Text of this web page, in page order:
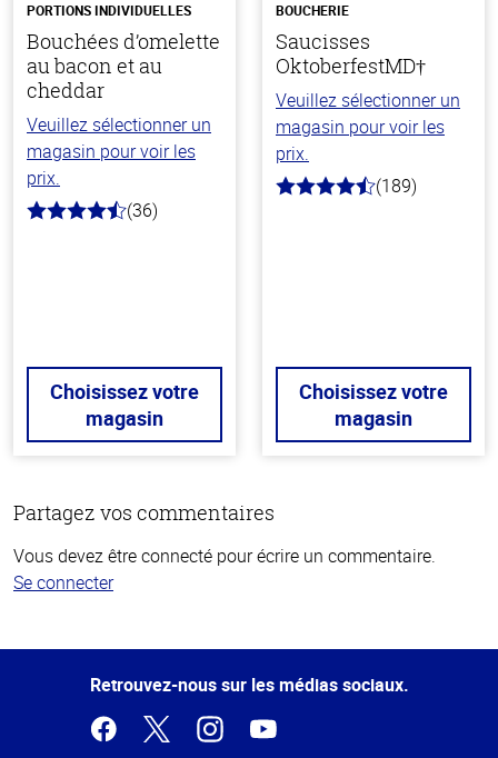
PORTIONS INDIVIDUELLES
Bouchées d’omelette
au bacon et au
cheddar
Veuillez sélectionner un
magasin pour voir les
prix.
4.5
(36)
Choisissez votre
magasin
BOUCHERIE
Saucisses
OktoberfestMD†
Veuillez sélectionner un
magasin pour voir les
prix.
4.7
(189)
Choisissez votre
magasin
Partagez vos commentaires
Vous devez être connecté pour écrire un commentaire.
Se connecter
de la
Retrouvez-nous sur les médias sociaux.